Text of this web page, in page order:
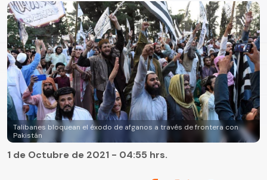
Talibanes bloquean el éxodo de afganos a través de frontera con
Pakistán
1 de Octubre de 2021 - 04:55 hrs.